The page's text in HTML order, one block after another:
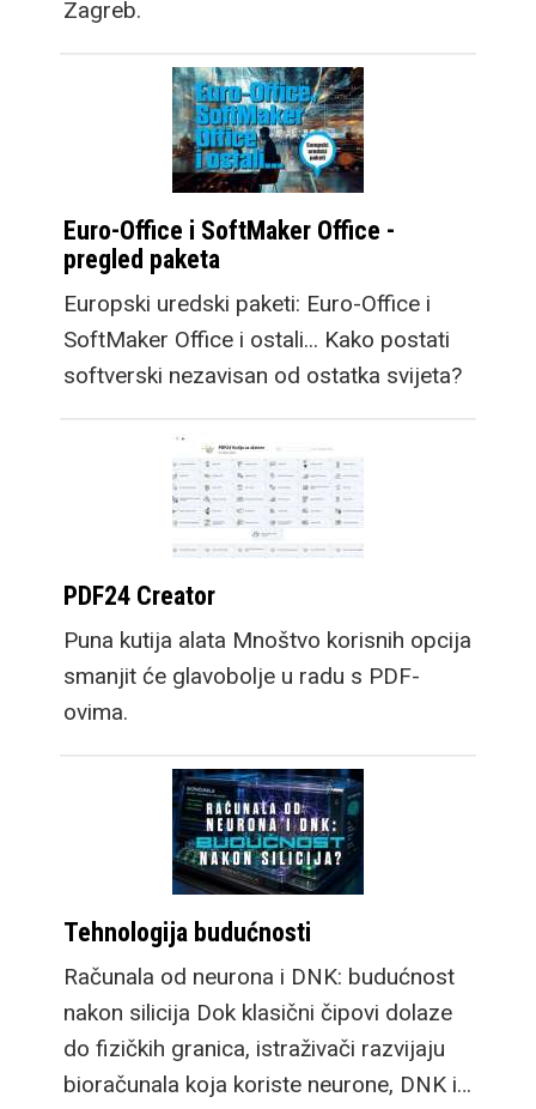
Zagreb.
Euro-Office i SoftMaker Office -
pregled paketa
Europski uredski paketi: Euro-Office i
SoftMaker Office i ostali... Kako postati
softverski nezavisan od ostatka svijeta?
PDF24 Creator
Puna kutija alata Mnoštvo korisnih opcija
smanjit će glavobolje u radu s PDF-
ovima.
Tehnologija budućnosti
Računala od neurona i DNK: budućnost
nakon silicija Dok klasični čipovi dolaze
do fizičkih granica, istraživači razvijaju
bioračunala koja koriste neurone, DNK i…